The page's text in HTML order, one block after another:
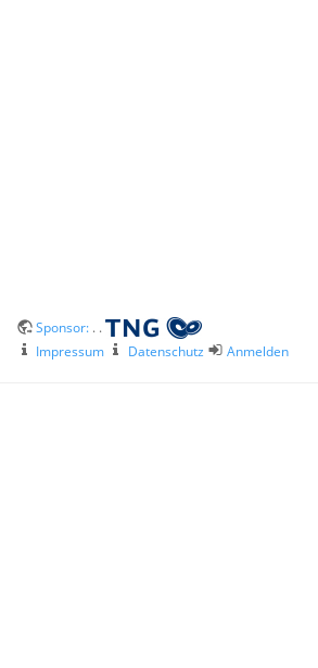
Sponsor: . .
Impressum
Datenschutz Anmelden